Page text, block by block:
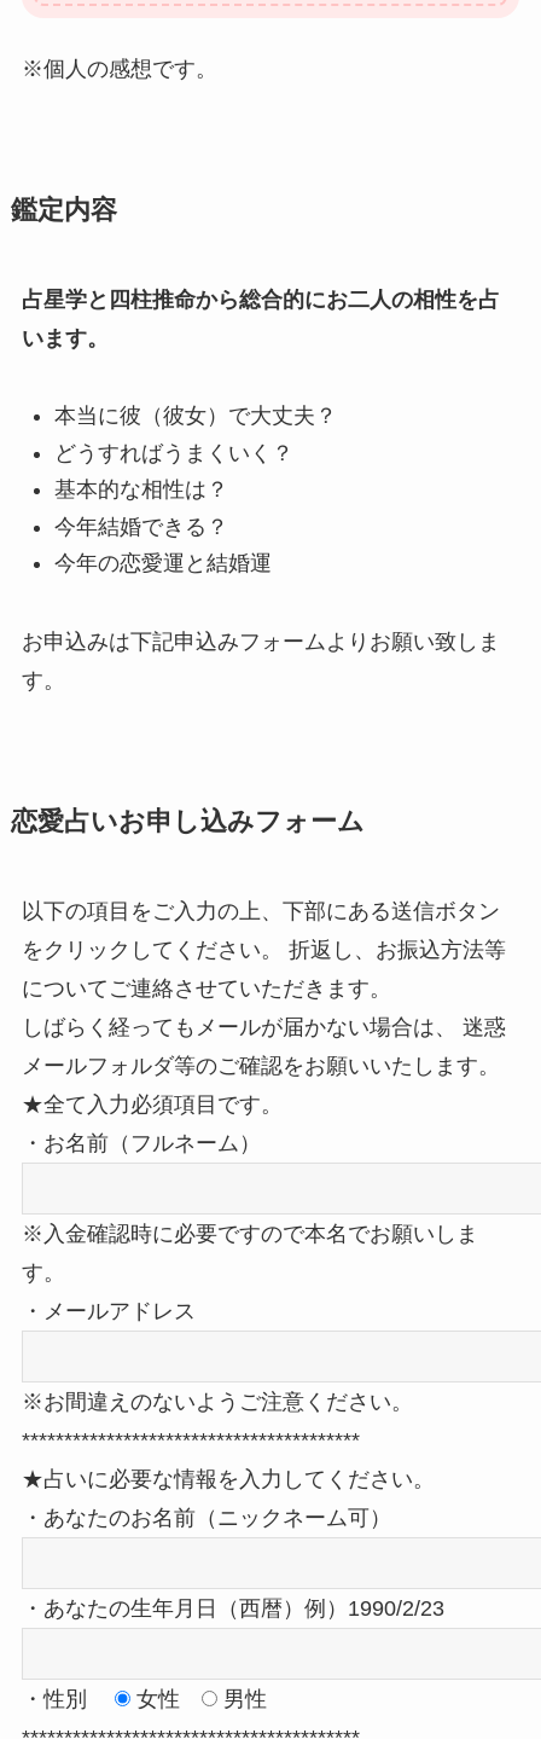
※個人の感想です。
鑑定内容
占星学と四柱推命から総合的にお二人の相性を占
います。
本当に彼（彼女）で大丈夫？
どうすればうまくいく？
基本的な相性は？
今年結婚できる？
今年の恋愛運と結婚運
お申込みは下記申込みフォームよりお願い致しま
す。
恋愛占いお申し込みフォーム
以下の項目をご入力の上、下部にある送信ボタン
をクリックしてください。
折返し、お振込方法等
についてご連絡させていただきます。
しばらく経ってもメールが届かない場合は、
迷惑
メールフォルダ等のご確認をお願いいたします。
★全て入力必須項目です。
・お名前（フルネーム）
※入金確認時に必要ですので本名でお願いしま
す。
・メールアドレス
※お間違えのないようご注意ください。
****************************************
★占いに必要な情報を入力してください。
・あなたのお名前（ニックネーム可）
・あなたの生年月日（西暦）例）1990/2/23
・性別 女性
男性